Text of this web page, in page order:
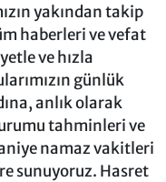
yakından takip
haberleri ve vefat
ve hızla
günlük
anlık olarak
tahminleri ve
namaz vakitleri
sunuyoruz. Hasret